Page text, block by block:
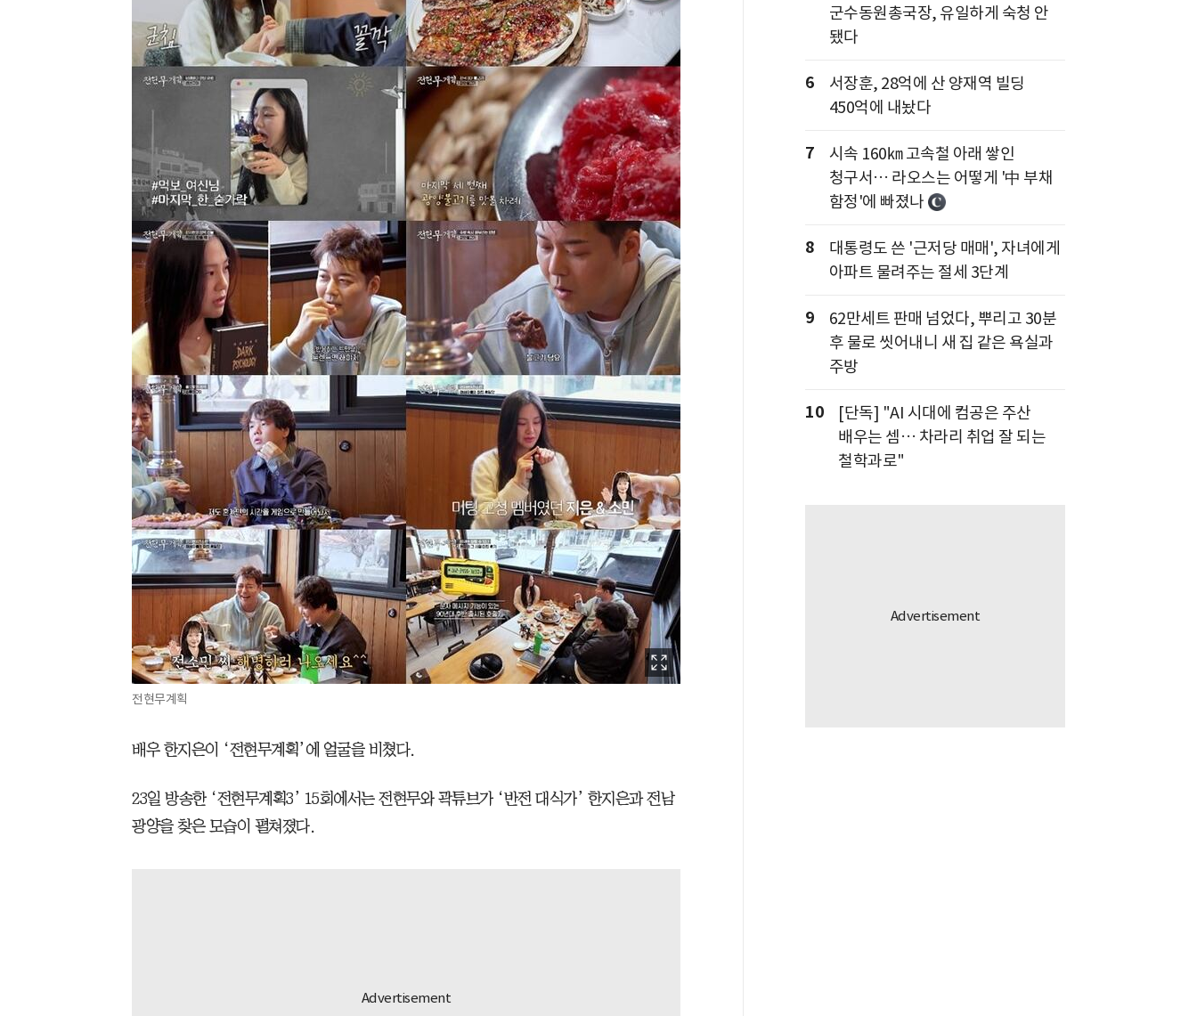
전현무계획
배우 한지은이 ‘전현무계획’에 얼굴을 비쳤다.
23일 방송한 ‘전현무계획3’ 15회에서는 전현무와 곽튜브가 ‘반전 대식가’ 한지은과 전남
광양을 찾은 모습이 펼쳐졌다.
군수동원총국장, 유일하게 숙청 안
됐다
6
서장훈, 28억에 산 양재역 빌딩
450억에 내놨다
7
시속 160㎞ 고속철 아래 쌓인
청구서… 라오스는 어떻게 '中 부채
함정'에 빠졌나
8
대통령도 쓴 '근저당 매매', 자녀에게
아파트 물려주는 절세 3단계
9
62만세트 판매 넘었다, 뿌리고 30분
후 물로 씻어내니 새 집 같은 욕실과
주방
10
[단독] "AI 시대에 컴공은 주산
배우는 셈… 차라리 취업 잘 되는
철학과로"